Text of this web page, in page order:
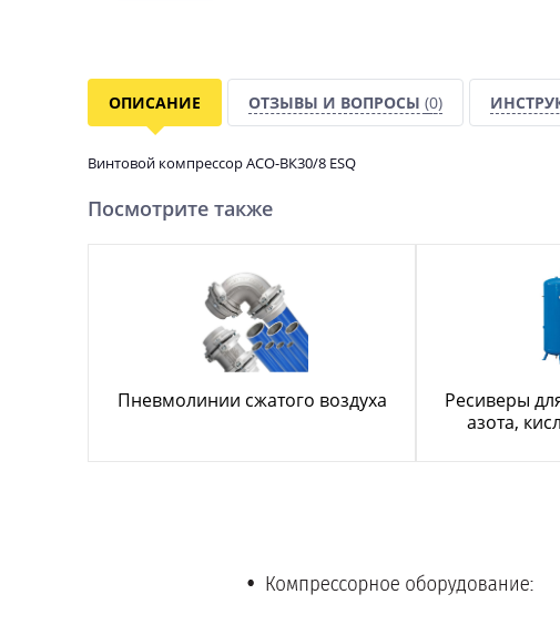
ОПИСАНИЕ ОТЗЫВЫ И ВОПРОСЫ (0)
Винтовой компрессор АСО-ВК30/8 ESQ
Посмотрите также
Пневмолинии сжатого воздуха
Ресиверы
азота,